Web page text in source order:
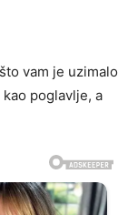
vam je uzimalo
poglavlje, a